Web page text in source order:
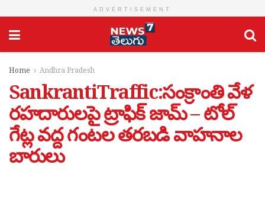
ADVERTISEMENT
Home Andhra Pradesh
SankrantiTraffic:సంక్రాంతి వేళ
రహదారులపై ట్రాఫిక్ జామ్‌ – టోల్
గేట్ల వద్ద గంటల తరబడి వాహనాల
బారులు